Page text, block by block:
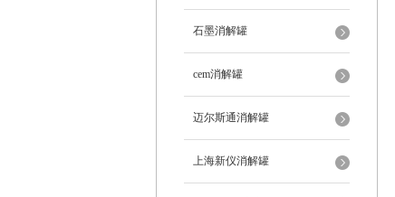
石墨消解罐
cem消解罐
迈尔斯通消解罐
上海新仪消解罐